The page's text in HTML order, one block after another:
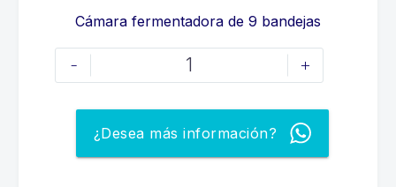
Cámara fermentadora de 9 bandejas
-
CÁMARA
FERMENTADORA
BANDEJAS
+
¿Desea más información?